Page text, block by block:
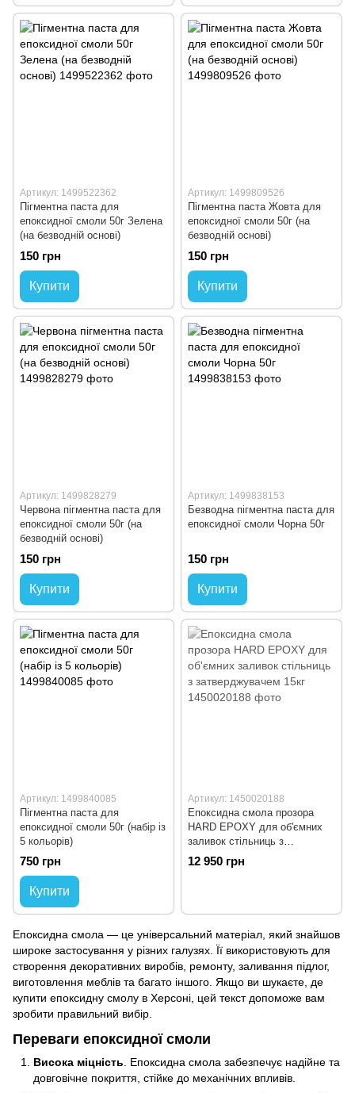
Артикул: 1499522362
Пігментна паста для
епоксидної смоли 50г Зелена
(на безводній основі)
150 грн
Купити
Артикул: 1499809526
Пігментна паста Жовта для
епоксидної смоли 50г (на
безводній основі)
150 грн
Купити
Артикул: 1499828279
Червона пігментна паста для
епоксидної смоли 50г (на
безводній основі)
150 грн
Купити
Артикул: 1499838153
Безводна пігментна паста для
епоксидної смоли Чорна 50г
150 грн
Купити
Артикул: 1499840085
Пігментна паста для
епоксидної смоли 50г (набір із
5 кольорів)
750 грн
Купити
Артикул: 1450020188
Епоксидна смола прозора
HARD EPOXY для об'ємних
заливок стільниць з
затверджувачем 15кг
12 950 грн
Епоксидна смола — це універсальний матеріал, який знайшов
широке застосування у різних галузях. Її використовують для
створення декоративних виробів, ремонту, заливання підлог,
виготовлення меблів та багато іншого. Якщо ви шукаєте, де
купити епоксидну смолу в Херсоні, цей текст допоможе вам
зробити правильний вибір.
Переваги епоксидної смоли
Висока міцність . Епоксидна смола забезпечує надійне та
довговічне покриття, стійке до механічних впливів.